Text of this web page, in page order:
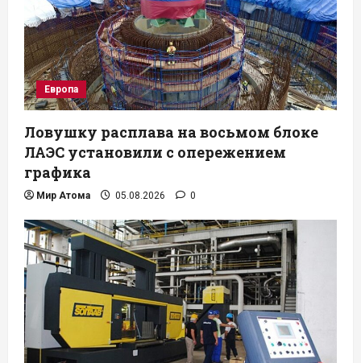
Европа
Ловушку расплава на восьмом блоке
ЛАЭС установили с опережением
графика
Мир Атома 05.08.2026 0